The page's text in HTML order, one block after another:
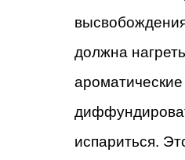
должна
испариться.